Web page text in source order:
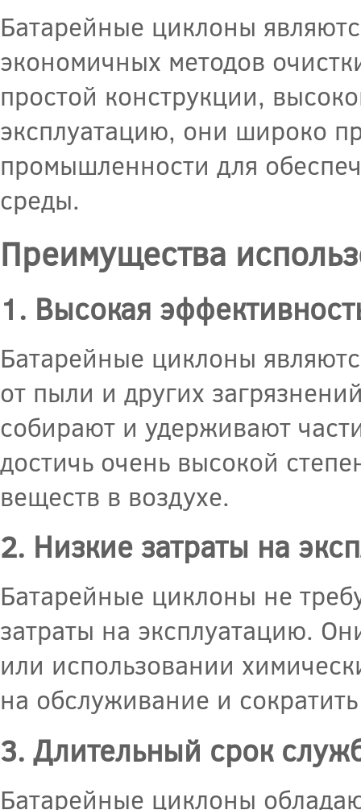
Батарейные циклоны
экономичных методов
простой конструкции,
эксплуатацию, они широко
промышленности для
среды.
Преимущества
1. Высокая
Батарейные циклоны
от пыли и других
собирают и удерживают
достичь очень высокой
веществ в воздухе.
2. Низкие затраты на
Батарейные циклоны не
затраты на эксплуатацию.
или использовании
на обслуживание и
3. Длительный срок
Батарейные циклоны